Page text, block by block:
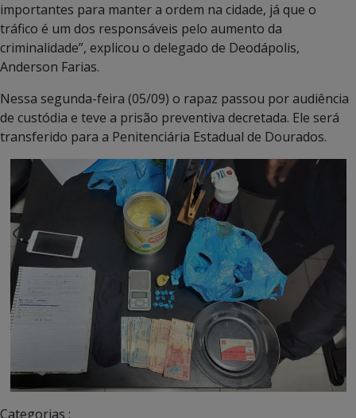
importantes para manter a ordem na cidade, já que o
tráfico é um dos responsáveis pelo aumento da
criminalidade”, explicou o delegado de Deodápolis,
Anderson Farias.
Nessa segunda-feira (05/09) o rapaz passou por audiência
de custódia e teve a prisão preventiva decretada. Ele será
transferido para a Penitenciária Estadual de Dourados.
Categorias :